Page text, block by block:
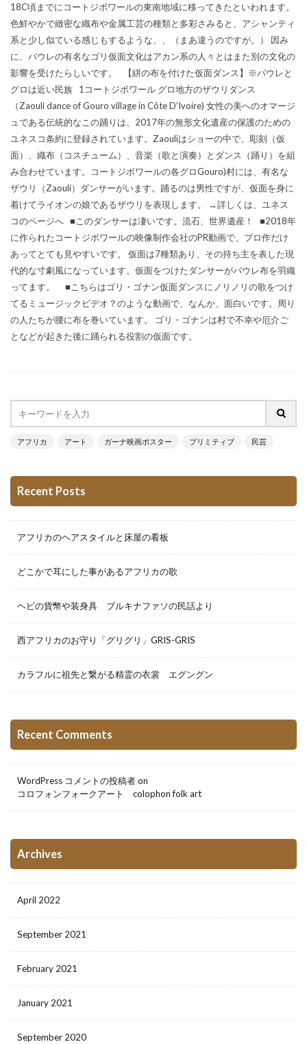
18C頃までにコートジボワールの東南地域に移ってきたといわれます。
色鮮やかで緻密な織布や金属工芸の種類と多彩さみると、アシャンティ
系と少し似ている感じもするような、、（まあ違うのですが。） 因み
に、バウレの有名なゴリ仮面文化はアカン系の人々とはまた別の文化の
影響を受けたらしいです。 【絣の布を付けた仮面ダンス】※バウレと
グロは近い民族 1コートジボワール グロ地方のザウリダンス
（Zaouli dance of Gouro village in Côte D’Ivoire) 女性の美へのオマージ
ュである伝統的なこの踊りは、2017年の無形文化遺産の保護のための
ユネスコ条約に登録されています。Zaouliはショーの中で、彫刻（仮
面）、織布（コスチューム）、音楽（歌と演奏）とダンス（踊り）を組
み合わせています。コートジボワールの各グロGouro)村には、有名な
ザウリ（Zaouli）ダンサーがいます。踊るのは男性ですが、仮面を身に
着けてライオンの娘であるザウリを表現します。 →詳しくは、ユネス
コのページへ ■このダンサーは凄いです。流石、世界遺産！ ■2018年
に作られたコートジボワールの映像制作会社のPR動画で、プロ作だけ
あってとても見やすいです。 仮面は7種類あり、その持ち主を表した現
代的な寸劇風になっています。仮面をつけたダンサーがバウレ布を羽織
ってます。 ■こちらはゴリ・ゴナン仮面ダンスにノリノリの歌をつけ
てるミュージックビデオ？のような動画で、なんか、面白いです。周り
の人たちが腰に布を巻いています。 ゴリ・ゴナンは村で不幸や厄介ご
となどが起きた後に踊られる役割の仮面です。
アフリカ アート ガーナ映画ポスター プリミティブ 民芸
Recent Posts
アフリカのヘアスタイルと床屋の看板
どこかで耳にした事があるアフリカの歌
ヘビの貨幣や装身具 ブルキナファソの民話より
西アフリカのお守り「グリグリ」GRIS-GRIS
カラフルに祖先と繋がる精霊の衣裳 エグングン
Recent Comments
WordPress コメントの投稿者on
コロフォンフォークアート colophon folk art
Archives
April 2022
September 2021
February 2021
January 2021
September 2020